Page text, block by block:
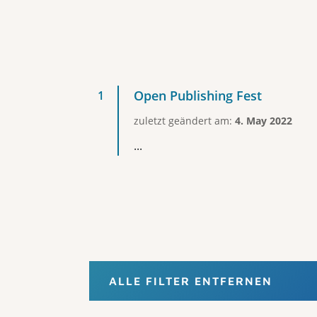
Open Publishing Fest
zuletzt geändert am: 4. May 2022
...
ALLE FILTER ENTFERNEN